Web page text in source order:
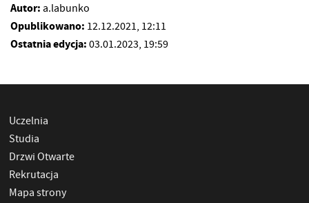
Autor: a.labunko
Opublikowano: 12.12.2021, 12:11
Ostatnia edycja: 03.01.2023, 19:59
Uczelnia
Studia
Drzwi Otwarte
Rekrutacja
Mapa strony